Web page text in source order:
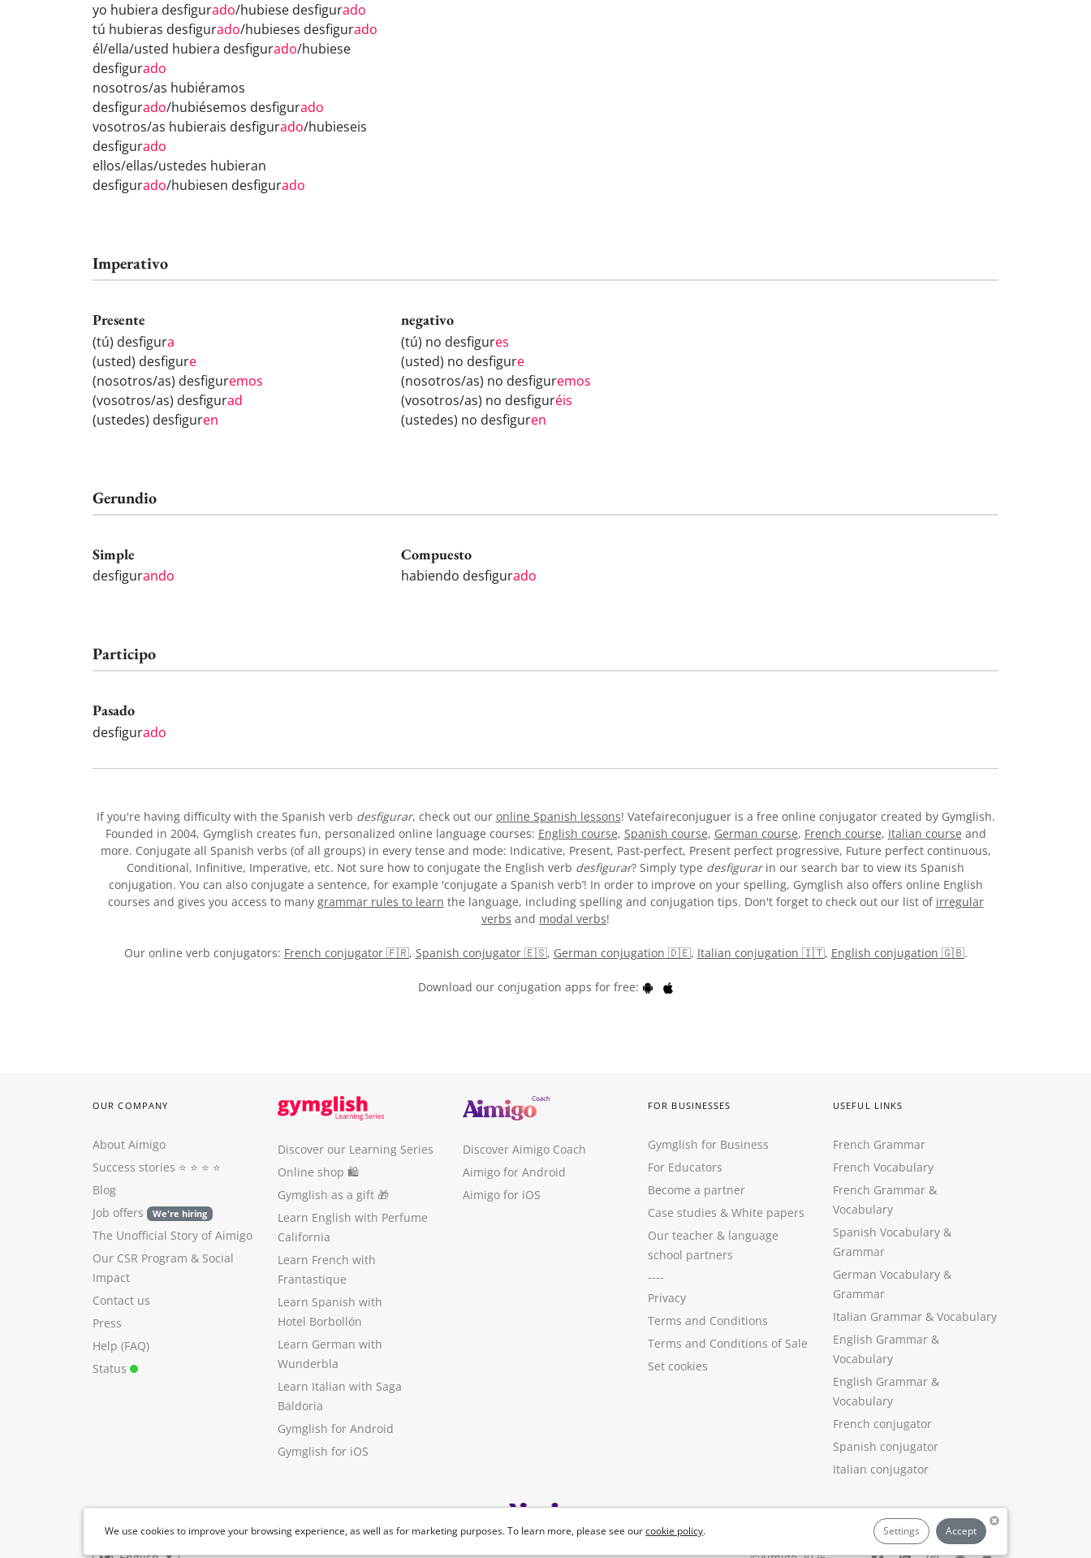
yo hubiera desfigurado/hubiese desfigurado
tú hubieras desfigurado/hubieses desfigurado
él/ella/usted hubiera desfigurado/hubiese
desfigurado
nosotros/as hubiéramos
desfigurado/hubiésemos desfigurado
vosotros/as hubierais desfigurado/hubieseis
desfigurado
ellos/ellas/ustedes hubieran
desfigurado/hubiesen desfigurado
Imperativo
Presente
(tú) desfigura
(usted) desfigure
(nosotros/as) desfiguremos
(vosotros/as) desfigurad
(ustedes) desfiguren
negativo
(tú) no desfigures
(usted) no desfigure
(nosotros/as) no desfiguremos
(vosotros/as) no desfiguréis
(ustedes) no desfiguren
Gerundio
Simple
desfigurando
Compuesto
habiendo desfigurado
Participo
Pasado
desfigurado
If you're having difficulty with the Spanish verb desfigurar, check out our online Spanish lessons! Vatefaireconjuguer is a free online conjugator created by Gymglish.
Founded in 2004, Gymglish creates fun, personalized online language courses: English course, Spanish course, German course, French course, Italian course and
more. Conjugate all Spanish verbs (of all groups) in every tense and mode: Indicative, Present, Past-perfect, Present perfect progressive, Future perfect continuous,
Conditional, Infinitive, Imperative, etc. Not sure how to conjugate the English verb desfigurar? Simply type desfigurarin our search bar to view its Spanish
conjugation. You can also conjugate a sentence, for example 'conjugate a Spanish verb’! In order to improve on your spelling, Gymglish also offers online English
courses and gives you access to many grammar rules to learn the language, including spelling and conjugation tips. Don't forget to check out our list of irregular
verbs and modal verbs!
Our online verb conjugators: French conjugator 🇫🇷, Spanish conjugator 🇪🇸, German conjugation 🇩🇪, Italian conjugation 🇮🇹, English conjugation 🇬🇧.
Download our conjugation apps for free:
We use cookies to improve your browsing experience, as well as for marketing purposes. To learn more, please see ourcookie policy. Settings Accept
OUR COMPANY
About Aimigo
Success stories ⭐️ ⭐️ ⭐️ ⭐️
Blog
Job offers
We're hiring
The Unofficial Story of Aimigo
Our CSR Program & Social
Impact
Contact us
Press
Help (FAQ)
Status
Discover our Learning Series
Online shop 🛍
Gymglish as a gift 🎁
Learn English with Perfume
California
Learn French with
Frantastique
Learn Spanish with
Hotel Borbollón
Learn German with
Wunderbla
Learn Italian with Saga
Baldoria
Gymglish for Android
Gymglish for iOS
Discover Aimigo Coach
Aimigo for Android
Aimigo for iOS
FOR BUSINESSES
Gymglish for Business
For Educators
Become a partner
Case studies & White papers
Our teacher & language
school partners
----
Privacy
Terms and Conditions
Terms and Conditions of Sale
Set cookies
USEFUL LINKS
French Grammar
French Vocabulary
French Grammar &
Vocabulary
Spanish Vocabulary &
Grammar
German Vocabulary &
Grammar
Italian Grammar & Vocabulary
English Grammar &
Vocabulary
English Grammar &
Vocabulary
French conjugator
Spanish conjugator
Italian conjugator